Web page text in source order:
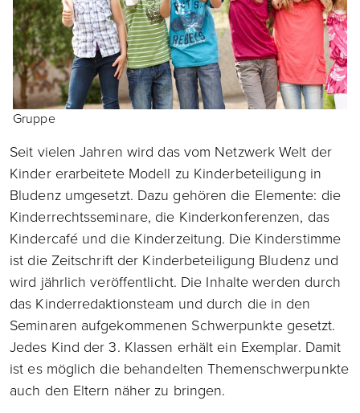
Gruppe
Seit vielen Jahren wird das vom Netzwerk Welt der
Kinder erarbeitete Modell zu Kinderbeteiligung in
Bludenz umgesetzt. Dazu gehören die Elemente: die
Kinderrechtsseminare, die Kinderkonferenzen, das
Kindercafé und die Kinderzeitung. Die Kinderstimme
ist die Zeitschrift der Kinderbeteiligung Bludenz und
wird jährlich veröffentlicht. Die Inhalte werden durch
das Kinderredaktionsteam und durch die in den
Seminaren aufgekommenen Schwerpunkte gesetzt.
Jedes Kind der 3. Klassen erhält ein Exemplar. Damit
ist es möglich die behandelten Themenschwerpunkte
auch den Eltern näher zu bringen.